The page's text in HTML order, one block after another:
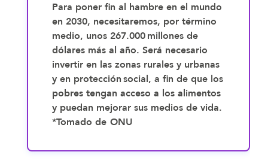
Para poner fin al hambre en el mundo
en 2030, necesitaremos, por término
medio, unos 267.000 millones de
dólares más al año. Será necesario
invertir en las zonas rurales y urbanas
y en protección social, a fin de que los
pobres tengan acceso a los alimentos
y puedan mejorar sus medios de vida.​
*Tomado de ONU